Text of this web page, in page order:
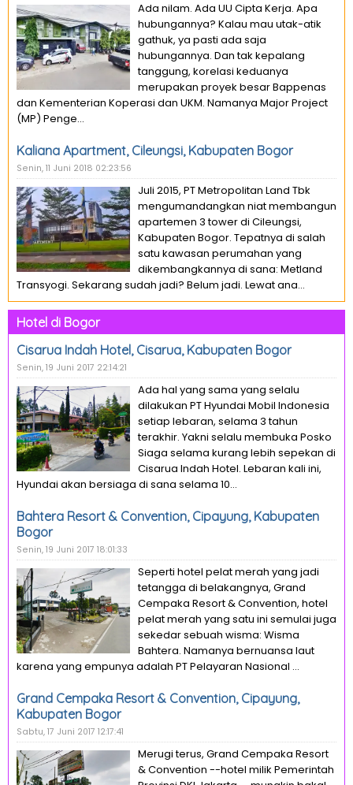
Ada nilam. Ada UU Cipta Kerja. Apa
hubungannya? Kalau mau utak-atik
gathuk, ya pasti ada saja
hubungannya. Dan tak kepalang
tanggung, korelasi keduanya
merupakan proyek besar Bappenas
dan Kementerian Koperasi dan UKM. Namanya Major Project
(MP) Penge...
Kaliana Apartment, Cileungsi, Kabupaten Bogor
Senin, 11 Juni 2018 02:23:56
Juli 2015, PT Metropolitan Land Tbk
mengumandangkan niat membangun
apartemen 3 tower di Cileungsi,
Kabupaten Bogor. Tepatnya di salah
satu kawasan perumahan yang
dikembangkannya di sana: Metland
Transyogi. Sekarang sudah jadi? Belum jadi. Lewat ana...
Hotel di Bogor
Cisarua Indah Hotel, Cisarua, Kabupaten Bogor
Senin, 19 Juni 2017 22:14:21
Ada hal yang sama yang selalu
dilakukan PT Hyundai Mobil Indonesia
setiap lebaran, selama 3 tahun
terakhir. Yakni selalu membuka Posko
Siaga selama kurang lebih sepekan di
Cisarua Indah Hotel. Lebaran kali ini,
Hyundai akan bersiaga di sana selama 10...
Bahtera Resort & Convention, Cipayung, Kabupaten
Bogor
Senin, 19 Juni 2017 18:01:33
Seperti hotel pelat merah yang jadi
tetangga di belakangnya, Grand
Cempaka Resort & Convention, hotel
pelat merah yang satu ini semulai juga
sekedar sebuah wisma: Wisma
Bahtera. Namanya bernuansa laut
karena yang empunya adalah PT Pelayaran Nasional ...
Grand Cempaka Resort & Convention, Cipayung,
Kabupaten Bogor
Sabtu, 17 Juni 2017 12:17:41
Merugi terus, Grand Cempaka Resort
& Convention --hotel milik Pemerintah